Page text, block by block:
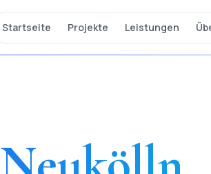
Startseite Projekte Leistungen